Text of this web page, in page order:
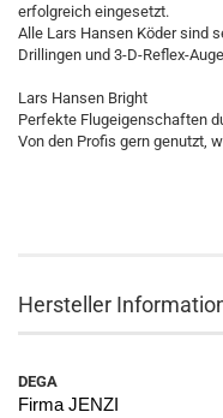
erfolgreich eingesetzt.
Alle Lars Hansen Köder sind
Drillingen und 3-D-Reflex-
Lars Hansen Bright
Perfekte Flugeigenschaften
Von den Profis gern genutzt,
Hersteller
DEGA
Firma JENZI